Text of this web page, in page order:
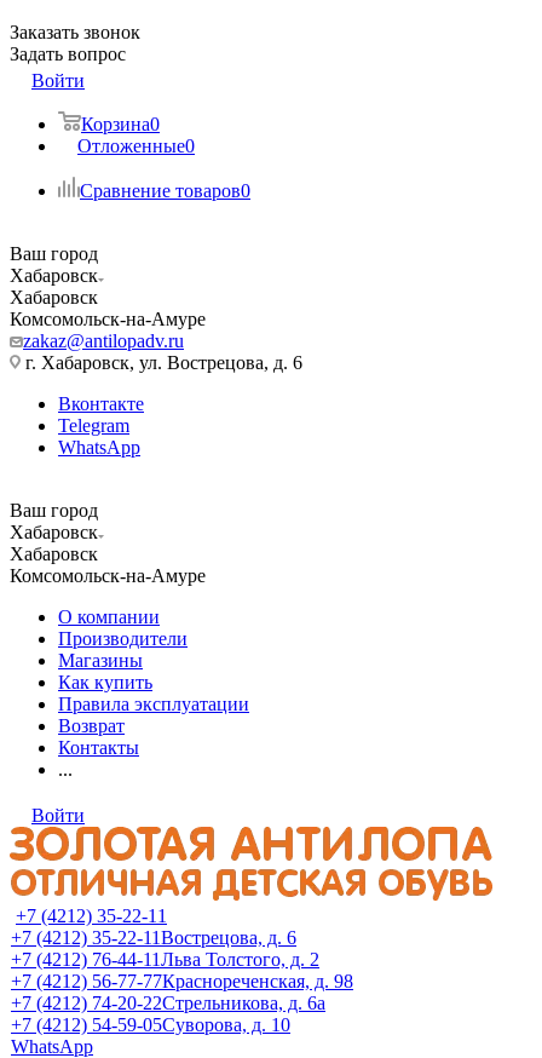
Заказать звонок
Задать вопрос
Войти
Корзина0
Отложенные0
Сравнение товаров0
Ваш город
Хабаровск
Хабаровск
Комсомольск-на-Амуре
zakaz@antilopadv.ru
г. Хабаровск, ул. Вострецова, д. 6
Вконтакте
Telegram
WhatsApp
Ваш город
Хабаровск
Хабаровск
Комсомольск-на-Амуре
О компании
Производители
Магазины
Как купить
Правила эксплуатации
Возврат
Контакты
...
Войти
+7 (4212) 35-22-11
+7 (4212) 35-22-11Вострецова, д. 6
+7 (4212) 76-44-11Льва Толстого, д. 2
+7 (4212) 56-77-77Краснореченская, д. 98
+7 (4212) 74-20-22Стрельникова, д. 6а
+7 (4212) 54-59-05Суворова, д. 10
WhatsApp